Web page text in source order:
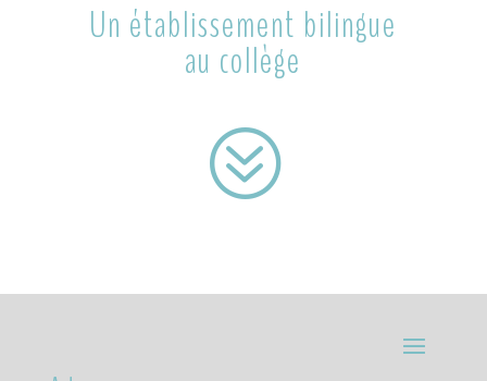
Un établissement bilingue
au collège
?